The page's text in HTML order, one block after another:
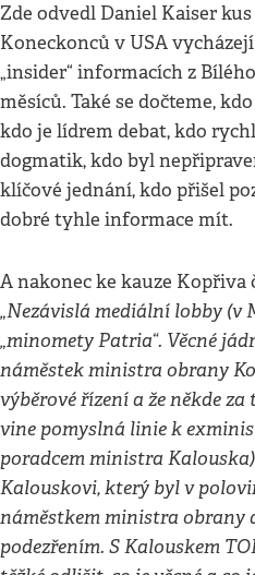
Zde odvedl Daniel Kaiser
Koneckonců v USA
„insider“ informacích z
měsíců. Také se dočteme,
kdo je lídrem debat, kdo
dogmatik, kdo byl
klíčové jednání, kdo přišel
dobré tyhle informace mít.
A nakonec ke kauze Kopřiva
„Nezávislá mediální lobby (v
„minomety Patria“. Věcné
náměstek ministra obrany
výběrové řízení a že někde
vine pomyslná linie k
poradcem ministra
Kalouskovi, který byl v
náměstkem ministra obrany
podezřením. S Kalouskem